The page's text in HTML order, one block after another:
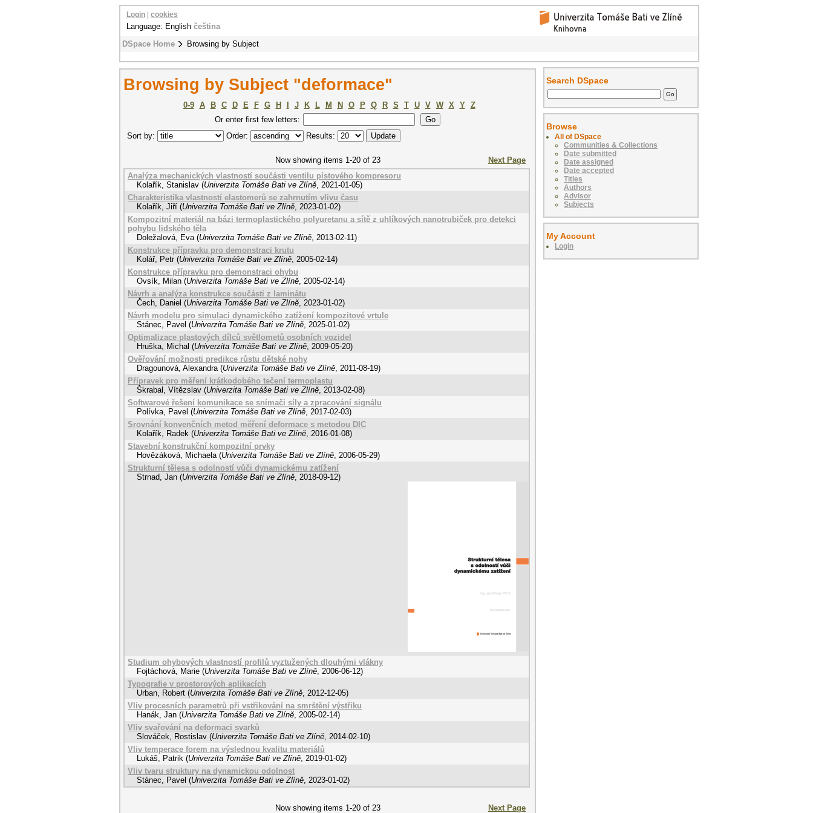
DSpace Home Browsing by Subject
Login cookies
Language: English čeština
Browsing by Subject "deformace"
0-9 A B C D E F G H J K L M N O P Q R S T U V W X Y
Z
Or enter first few letters:
Sort by:
Order: Results:
Now showing items 1-20 of 23
Next Page
Analýza mechanických vlastností součásti ventilu pístového kompresoru
Kolařík, Stanislav (Univerzita Tomáše Bati ve Zlíně, 2021-01-05)
Charakteristika vlastností elastomerů se zahrnutím vlivu času
Kolařík, Jiří (Univerzita Tomáše Bati ve Zlíně, 2023-01-02)
Kompozitní materiál na bázi termoplastického polyuretanu a sítě z uhlíkových nanotrubiček pro detekci
pohybu lidského těla
Doležalová, Eva (Univerzita Tomáše Bati ve Zlíně, 2013-02-11)
Konstrukce přípravku pro demonstraci krutu
Kolář, Petr (Univerzita Tomáše Bati ve Zlíně, 2005-02-14)
Konstrukce přípravku pro demonstraci ohybu
Ovsík, Milan (Univerzita Tomáše Bati ve Zlíně, 2005-02-14)
Návrh a analýza konstrukce součásti z laminátu
Čech, Daniel (Univerzita Tomáše Bati ve Zlíně, 2023-01-02)
Návrh modelu pro simulaci dynamického zatížení kompozitové vrtule
Stánec, Pavel (Univerzita Tomáše Bati ve Zlíně, 2025-01-02)
Optimalizace plastových dílců světlometů osobních vozidel
Hruška, Michal (Univerzita Tomáše Bati ve Zlíně, 2009-05-20)
Ověřování možnosti predikce růstu dětské nohy
Dragounová, Alexandra (Univerzita Tomáše Bati ve Zlíně, 2011-08-19)
Přípravek pro měření krátkodobého tečení termoplastu
Škrabal, Vítězslav (Univerzita Tomáše Bati ve Zlíně, 2013-02-08)
Softwarové řešení komunikace se snímači síly a zpracování signálu
Polívka, Pavel (Univerzita Tomáše Bati ve Zlíně, 2017-02-03)
Srovnání konvenčních metod měření deformace s metodou DIC
Kolařík, Radek (Univerzita Tomáše Bati ve Zlíně, 2016-01-08)
Stavební konstrukční kompozitní prvky
Hovězáková, Michaela (Univerzita Tomáše Bati ve Zlíně, 2006-05-29)
Strukturní tělesa s odolností vůči dynamickému zatížení
Strnad, Jan (Univerzita Tomáše Bati ve Zlíně, 2018-09-12)
Studium ohybových vlastností profilů vyztužených dlouhými vlákny
Fojtáchová, Marie (Univerzita Tomáše Bati ve Zlíně, 2006-06-12)
Typografie v prostorových aplikacích
Urban, Robert (Univerzita Tomáše Bati ve Zlíně, 2012-12-05)
Vliv procesních parametrů při vstřikování na smrštění výstřiku
Hanák, Jan (Univerzita Tomáše Bati ve Zlíně, 2005-02-14)
Vliv svařování na deformaci svarků
Slováček, Rostislav (Univerzita Tomáše Bati ve Zlíně, 2014-02-10)
Vliv temperace forem na výslednou kvalitu materiálů
Lukáš, Patrik (Univerzita Tomáše Bati ve Zlíně, 2019-01-02)
Vliv tvaru struktury na dynamickou odolnost
Stánec, Pavel (Univerzita Tomáše Bati ve Zlíně, 2023-01-02)
Now showing items 1-20 of 23 Next Page
Search DSpace
Browse
All of DSpace
Communities & Collections
Date submitted
Date assigned
Date accepted
Titles
Authors
Advisor
Subjects
My Account
Login